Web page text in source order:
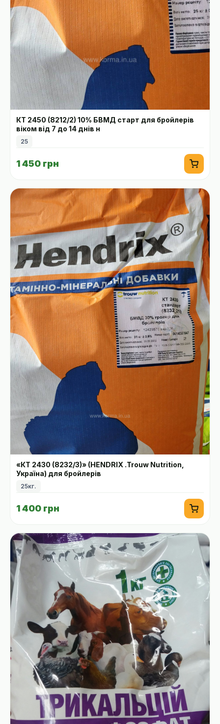
КТ 2450 (8212/2) 10% БВМД старт для бройлерів
віком від 7 до 14 днів н
25
1 450 грн
«КТ 2430 (8232/3)» (HENDRIX .Trouw Nutrition,
Україна) для бройлерів
25кг.
1 400 грн